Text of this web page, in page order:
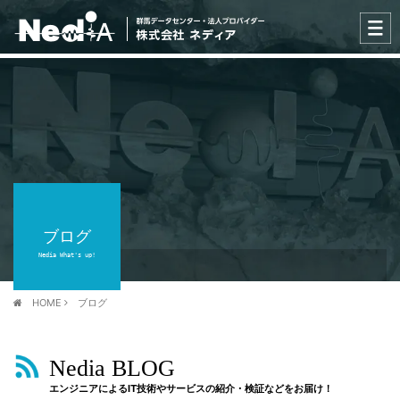
ブログ
Nedia What's up!
HOME ブログ
Nedia BLOG
エンジニアによるIT技術やサービスの紹介・検証などをお届け！